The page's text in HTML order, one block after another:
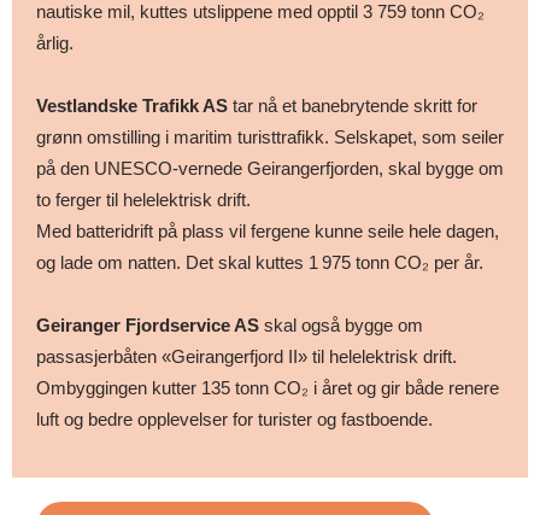
nautiske mil, kuttes utslippene med opptil 3 759 tonn CO₂
årlig.
Vestlandske Trafikk AS tar nå et banebrytende skritt for
grønn omstilling i maritim turisttrafikk. Selskapet, som seiler
på den UNESCO-vernede Geirangerfjorden, skal bygge om
to ferger til helelektrisk drift.
Med batteridrift på plass vil fergene kunne seile hele dagen,
og lade om natten. Det skal kuttes 1 975 tonn CO₂ per år.
Geiranger Fjordservice AS skal også bygge om
passasjerbåten «Geirangerfjord II» til helelektrisk drift.
Ombyggingen kutter 135 tonn CO₂ i året og gir både renere
luft og bedre opplevelser for turister og fastboende.